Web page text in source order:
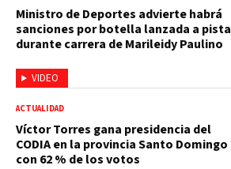
VIDEO
Ministro de Deportes advierte habrá
sanciones por botella lanzada a pista
durante carrera de Marileidy Paulino
ACTUALIDAD
Víctor Torres gana presidencia del
CODIA en la provincia Santo Domingo
con 62 % de los votos